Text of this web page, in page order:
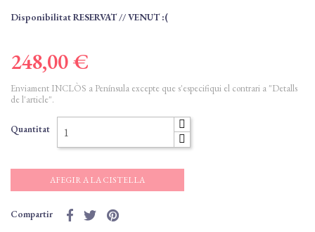
DisponibilitatRESERVAT // VENUT :(
248,00 €
Enviament INCLÒS a Península excepte que s'especifiqui el contrari a "Detalls
de l'article".
Quantitat
AFEGIR A LA CISTELLA
Compartir